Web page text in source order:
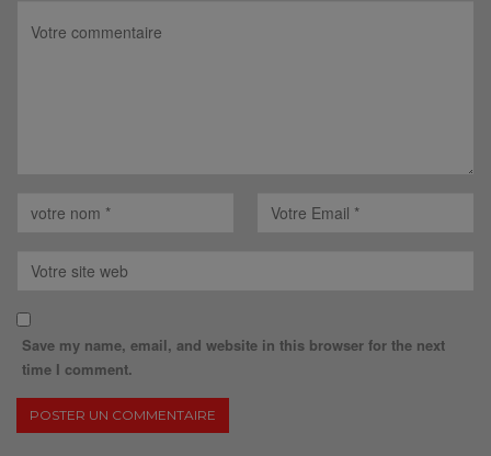
Save my name, email, and website in this browser for the next
time I comment.